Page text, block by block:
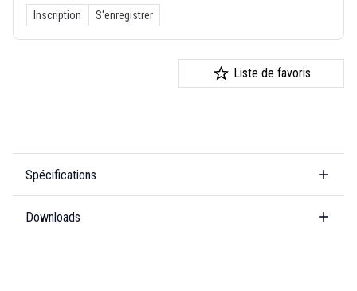
Inscription S'enregistrer
Liste de favoris
Spécifications
Downloads